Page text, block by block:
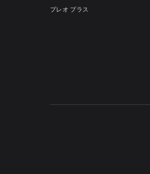
プレオ プラス